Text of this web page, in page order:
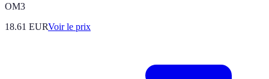
OM3
18.61 EURVoir le prix